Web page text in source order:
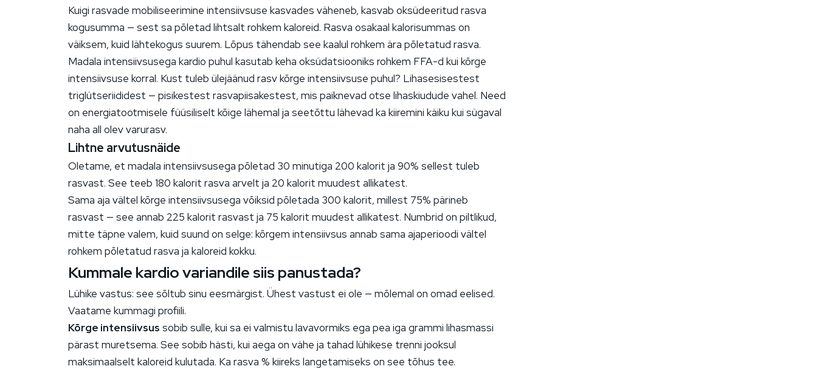
Kuigi rasvade mobiliseerimine intensiivsuse kasvades väheneb, kasvab oksüdeeritud rasva
kogusumma — sest sa põletad lihtsalt rohkem kaloreid. Rasva osakaal kalorisummas on
väiksem, kuid lähtekogus suurem. Lõpus tähendab see kaalul rohkem ära põletatud rasva.
Madala intensiivsusega kardio puhul kasutab keha oksüdatsiooniks rohkem FFA-d kui kõrge
intensiivsuse korral. Kust tuleb ülejäänud rasv kõrge intensiivsuse puhul? Lihasesisestest
triglütseriididest — pisikestest rasvapiisakestest, mis paiknevad otse lihaskiudude vahel. Need
on energiatootmisele füüsiliselt kõige lähemal ja seetõttu lähevad ka kiiremini käiku kui sügaval
naha all olev varurasv.
Lihtne arvutusnäide
Oletame, et madala intensiivsusega põletad 30 minutiga 200 kalorit ja 90% sellest tuleb
rasvast. See teeb 180 kalorit rasva arvelt ja 20 kalorit muudest allikatest.
Sama aja vältel kõrge intensiivsusega võiksid põletada 300 kalorit, millest 75% pärineb
rasvast — see annab 225 kalorit rasvast ja 75 kalorit muudest allikatest. Numbrid on piltlikud,
mitte täpne valem, kuid suund on selge: kõrgem intensiivsus annab sama ajaperioodi vältel
rohkem põletatud rasva ja kaloreid kokku.
Kummale kardio variandile siis panustada?
Lühike vastus: see sõltub sinu eesmärgist. Ühest vastust ei ole — mõlemal on omad eelised.
Vaatame kummagi profiili.
Kõrge intensiivsus sobib sulle, kui sa ei valmistu lavavormiks ega pea iga grammi lihasmassi
pärast muretsema. See sobib hästi, kui aega on vähe ja tahad lühikese trenni jooksul
maksimaalselt kaloreid kulutada. Ka rasva % kiireks langetamiseks on see tõhus tee.